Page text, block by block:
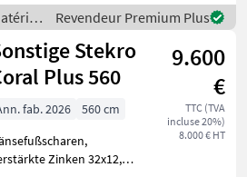
semis
Revendeur Premium Plus
Stekro
Plus 560
9.600
€
TTC (TVA
incluse 20%)
8.000 € HT
fab. 2026
560 cm
Zinken 32x12,